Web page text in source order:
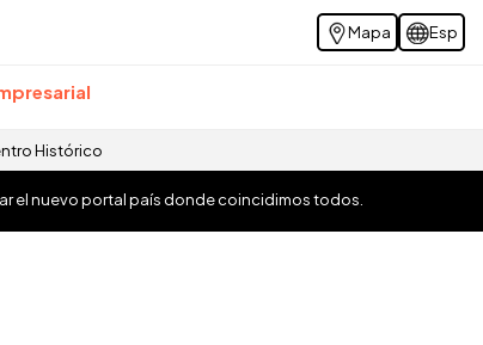
Mapa Esp
Histórico
el nuevo portal país donde coincidimos todos.